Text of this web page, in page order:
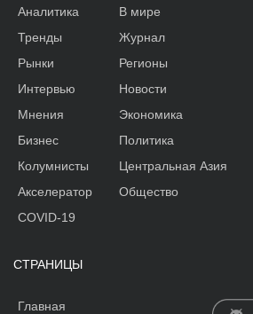
Аналитика
Тренды
Рынки
Интервью
Мнения
Бизнес
Колумнисты
Акселератор
В мире
Журнал
Регионы
Новости
Экономика
Политика
Центральная Азия
Общество
COVID-19
СТРАНИЦЫ
Главная